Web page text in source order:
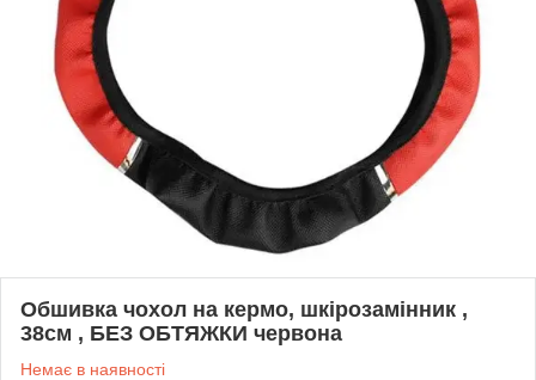
Обшивка чохол на кермо, шкірозамінник ,
38см , БЕЗ ОБТЯЖКИ червона
Немає в наявності